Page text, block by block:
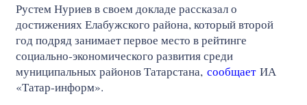
Рустем Нуриев в своем докладе рассказал о
достижениях Елабужского района, который второй
год подряд занимает первое место в рейтинге
социально‑экономического развития среди
муниципальных районов Татарстана, сообщаетИА
«Татар-информ».